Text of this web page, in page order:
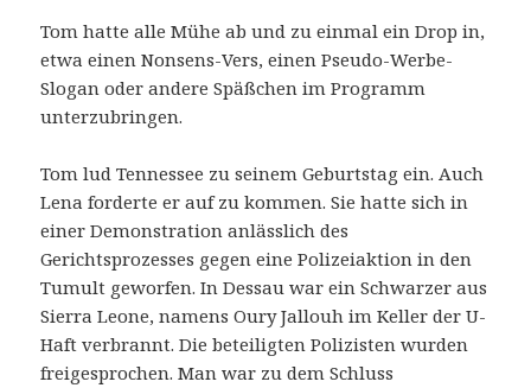
Tom hatte alle Mühe ab und zu einmal ein Drop in,
etwa einen Nonsens-Vers, einen Pseudo-Werbe-
Slogan oder andere Späßchen im Programm
unterzubringen.
Tom lud Tennessee zu seinem Geburtstag ein. Auch
Lena forderte er auf zu kommen. Sie hatte sich in
einer Demonstration anlässlich des
Gerichtsprozesses gegen eine Polizeiaktion in den
Tumult geworfen. In Dessau war ein Schwarzer aus
Sierra Leone, namens Oury Jallouh im Keller der U-
Haft verbrannt. Die beteiligten Polizisten wurden
freigesprochen. Man war zu dem Schluss